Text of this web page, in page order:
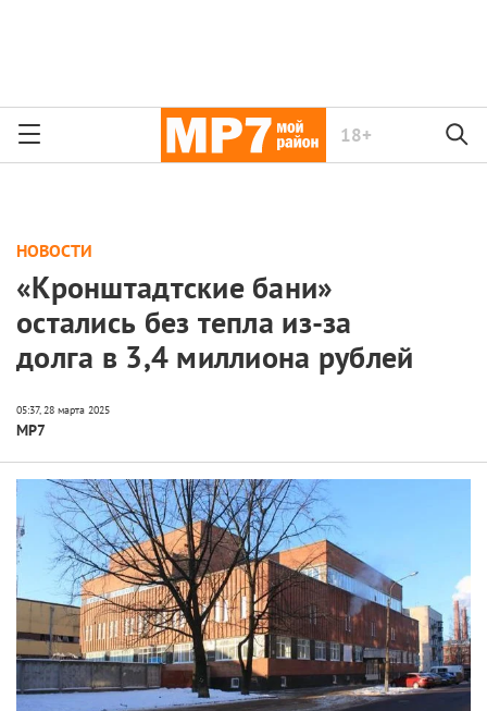
18+
НОВОСТИ
«Кронштадтские бани»
остались без тепла из-за
долга в 3,4 миллиона рублей
МР7